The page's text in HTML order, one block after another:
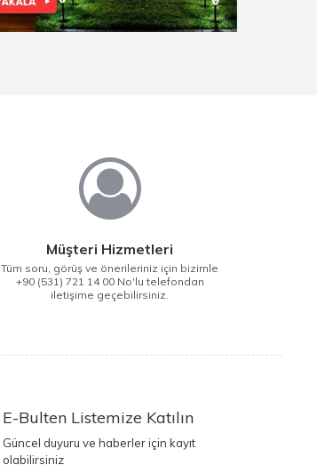
Müşteri Hizmetleri
Tüm soru, görüş ve önerileriniz için bizimle
+90 (531) 721 14 00 No'lu telefondan
iletişime geçebilirsiniz.
E-Bulten Listemize Katılın
Güncel duyuru ve haberler için kayıt
olabilirsiniz